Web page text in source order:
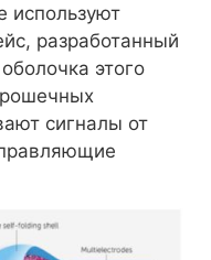
используют
разработанный
этого
сигналы от